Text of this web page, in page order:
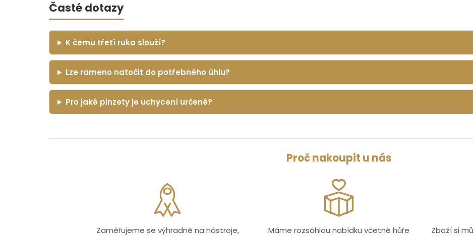
Časté dotazy
K čemu třetí ruka slouží?
Lze rameno natočit do potřebného úhlu?
Pro jaké pinzety je uchycení určené?
Proč nakoupit u nás
Zaměřujeme se výhradně na nástroje,
Máme rozsáhlou nabídku včetně hůře
Zboží si